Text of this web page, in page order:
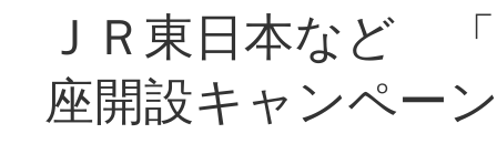
ＪＲ東日本など
座開設キャンペー